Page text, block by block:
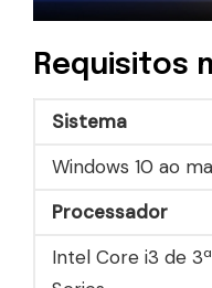
Requisitos
Sistema
Windows 10 ao
Processador
Intel Core i3 de